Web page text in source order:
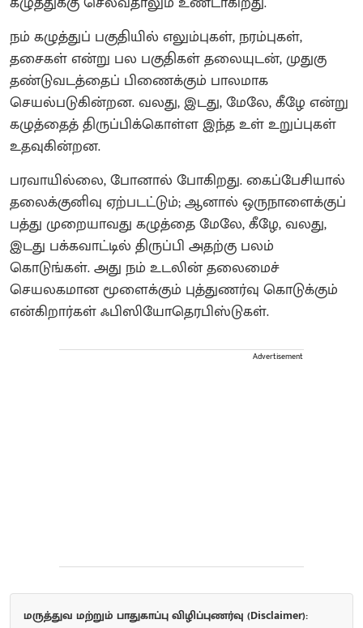
நம் கழுத்துப் பகுதியில் எலும்புகள், நரம்புகள்,
தசைகள் என்று பல பகுதிகள் தலையுடன், முதுகு
தண்டுவடத்தைப் பிணைக்கும் பாலமாக
செயல்படுகின்றன. வலது, இடது, மேலே, கீழே என்று
கழுத்தைத் திருப்பிக்கொள்ள இந்த உள் உறுப்புகள்
உதவுகின்றன.
பரவாயில்லை, போனால் போகிறது. கைப்பேசியால்
தலைக்குனிவு ஏற்படட்டும்; ஆனால் ஒருநாளைக்குப்
பத்து முறையாவது கழுத்தை மேலே, கீழே, வலது,
இடது பக்கவாட்டில் திருப்பி அதற்கு பலம்
கொடுங்கள். அது நம் உடலின் தலைமைச்
செயலகமான மூளைக்கும் புத்துணர்வு கொடுக்கும்
என்கிறார்கள் ஃபிஸியோதெரபிஸ்டுகள்.
Advertisement
மருத்துவ மற்றும் பாதுகாப்பு விழிப்புணர்வு (Disclaimer):